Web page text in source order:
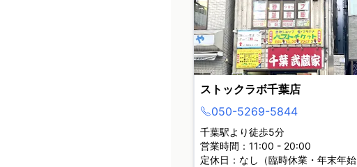
ストックラボ千葉店
050-5269-5844
千葉駅より徒歩5分
営業時間：11:00 - 20:00
定休日：なし（臨時休業・年末年始